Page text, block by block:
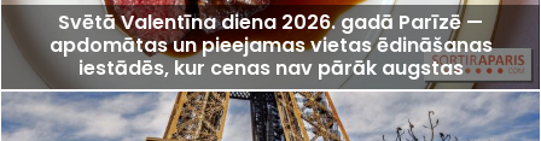
Svētā Valentīna diena 2026. gadā Parīzē —
apdomātas un pieejamas vietas ēdināšanas
iestādēs, kur cenas nav pārāk augstas